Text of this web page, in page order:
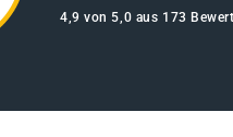
4,9 von 5,0 aus 173